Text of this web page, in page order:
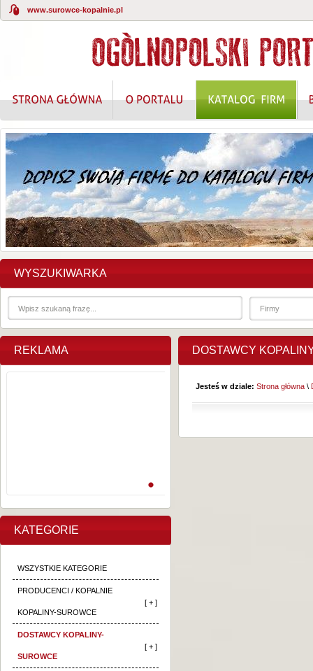
www.surowce-kopalnie.pl
WYSZUKIWARKA
REKLAMA
KATEGORIE
WSZYSTKIE KATEGORIE
PRODUCENCI / KOPALNIE
KOPALINY-SUROWCE
[ + ]
DOSTAWCY KOPALINY-
SUROWCE
[ + ]
DOSTAWCY
Jesteś w dziale: Strona główna \